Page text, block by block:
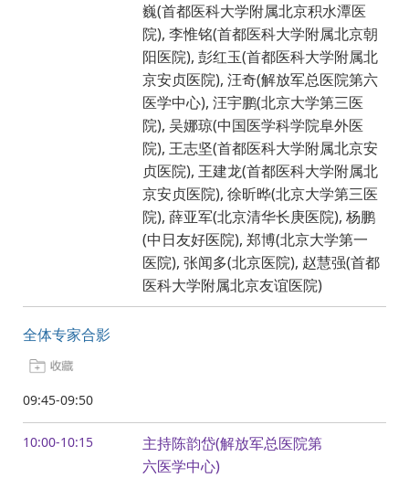
巍(首都医科大学附属北京积水潭医
院), 李惟铭(首都医科大学附属北京朝
阳医院), 彭红玉(首都医科大学附属北
京安贞医院), 汪奇(解放军总医院第六
医学中心), 汪宇鹏(北京大学第三医
院), 吴娜琼(中国医学科学院阜外医
院), 王志坚(首都医科大学附属北京安
贞医院), 王建龙(首都医科大学附属北
京安贞医院), 徐昕晔(北京大学第三医
院), 薛亚军(北京清华长庚医院), 杨鹏
(中日友好医院), 郑博(北京大学第一
医院), 张闻多(北京医院), 赵慧强(首都
医科大学附属北京友谊医院)
全体专家合影
09:45-09:50
10:00-10:15
主持陈韵岱(解放军总医院第
六医学中心)